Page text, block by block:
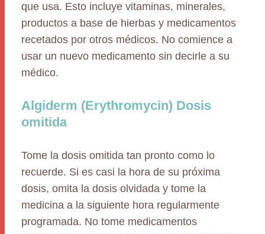
que usa. Esto incluye vitaminas, minerales,
productos a base de hierbas y medicamentos
recetados por otros médicos. No comience a
usar un nuevo medicamento sin decirle a su
médico.
Algiderm (Erythromycin) Dosis
omitida
Tome la dosis omitida tan pronto como lo
recuerde. Si es casi la hora de su próxima
dosis, omita la dosis olvidada y tome la
medicina a la siguiente hora regularmente
programada. No tome medicamentos